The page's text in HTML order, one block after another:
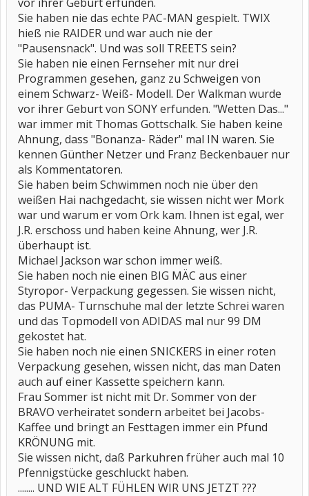
Sie haben nie das echte PAC-MAN gespielt. TWIX
hieß nie RAIDER und war auch nie der
"Pausensnack". Und was soll TREETS sein?
Sie haben nie einen Fernseher mit nur drei
Programmen gesehen, ganz zu Schweigen von
einem Schwarz- Weiß- Modell. Der Walkman wurde
vor ihrer Geburt von SONY erfunden. "Wetten Das..."
war immer mit Thomas Gottschalk. Sie haben keine
Ahnung, dass "Bonanza- Räder" mal IN waren. Sie
kennen Günther Netzer und Franz Beckenbauer nur
als Kommentatoren.
Sie haben beim Schwimmen noch nie über den
weißen Hai nachgedacht, sie wissen nicht wer Mork
war und warum er vom Ork kam. Ihnen ist egal, wer
J.R. erschoss und haben keine Ahnung, wer J.R.
überhaupt ist.
Michael Jackson war schon immer weiß.
Sie haben noch nie einen BIG MÄC aus einer
Styropor- Verpackung gegessen. Sie wissen nicht,
das PUMA- Turnschuhe mal der letzte Schrei waren
und das Topmodell von ADIDAS mal nur 99 DM
gekostet hat.
Sie haben noch nie einen SNICKERS in einer roten
Verpackung gesehen, wissen nicht, das man Daten
auch auf einer Kassette speichern kann.
Frau Sommer ist nicht mit Dr. Sommer von der
BRAVO verheiratet sondern arbeitet bei Jacobs-
Kaffee und bringt an Festtagen immer ein Pfund
KRÖNUNG mit.
Sie wissen nicht, daß Parkuhren früher auch mal 10
Pfennigstücke geschluckt haben.
........ UND WIE ALT FÜHLEN WIR UNS JETZT ???